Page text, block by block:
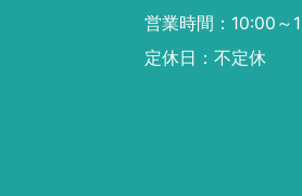
営業時間：10:00～
定休日：不定休